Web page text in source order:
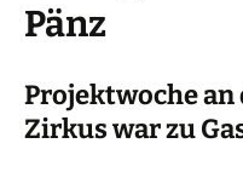
Pänz
Projektwoche an
Zirkus war zu